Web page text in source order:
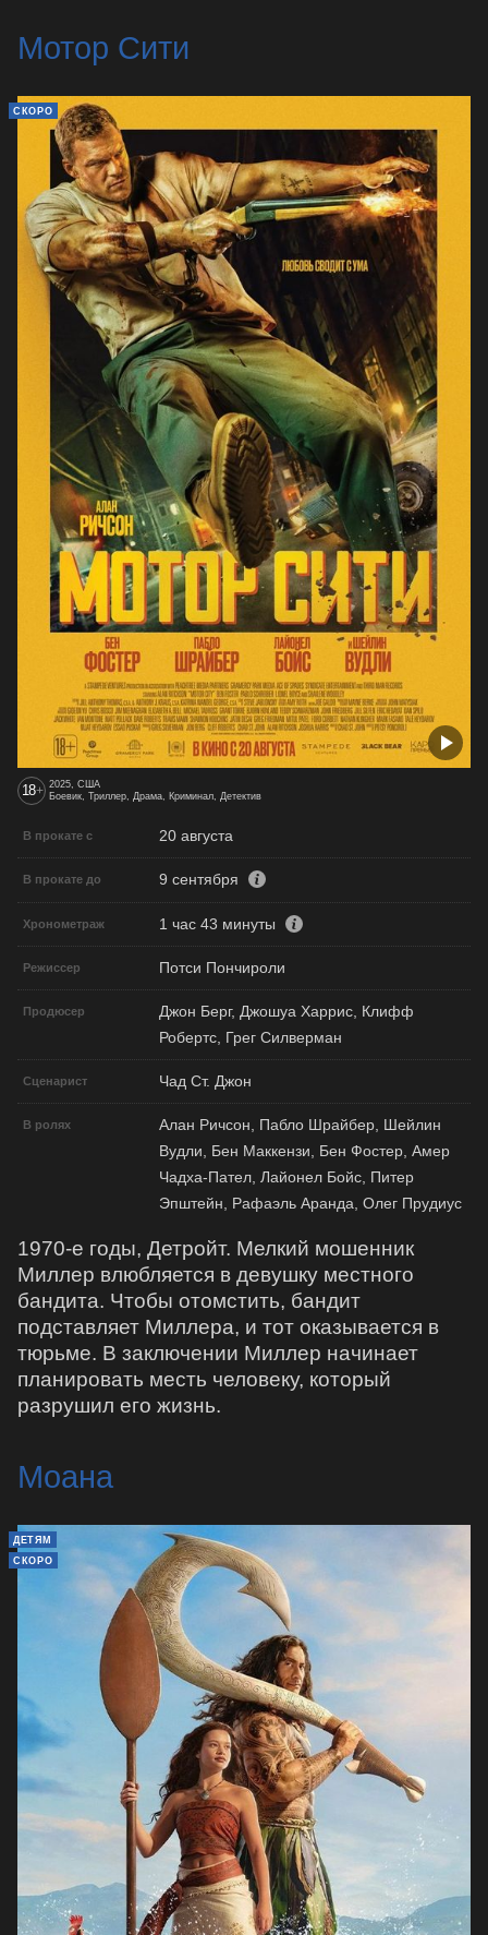
Мотор Сити
СКОРО
18+ 2025, США
Боевик, Триллер, Драма, Криминал, Детектив
В прокате с 20 августа
В прокате до 9 сентября
Хронометраж 1 час 43 минуты
Режиссер Потси Пончироли
Продюсер
Джон Берг, Джошуа Харрис, Клифф
Робертс, Грег Силверман
Сценарист Чад Ст. Джон
В ролях
Алан Ричсон, Пабло Шрайбер, Шейлин
Вудли, Бен Маккензи, Бен Фостер, Амер
Чадха-Пател, Лайонел Бойс, Питер
Эпштейн, Рафаэль Аранда, Олег Прудиус
1970-е годы, Детройт. Мелкий мошенник
Миллер влюбляется в девушку местного
бандита. Чтобы отомстить, бандит
подставляет Миллера, и тот оказывается в
тюрьме. В заключении Миллер начинает
планировать месть человеку, который
разрушил его жизнь.
Моана
ДЕТЯМ
СКОРО